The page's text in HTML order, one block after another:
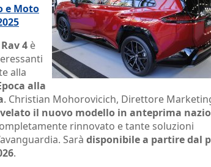
e Moto
4 è
alla
alla
. Christian Mohorovicich, Direttore
il nuovo modello in anteprima
rinnovato e tante soluzioni
Sarà disponibile a partire dal
.